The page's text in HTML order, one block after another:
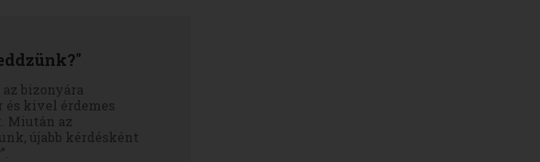
az bizonyára
és kivel érdemes
Miután az
újabb kérdésként